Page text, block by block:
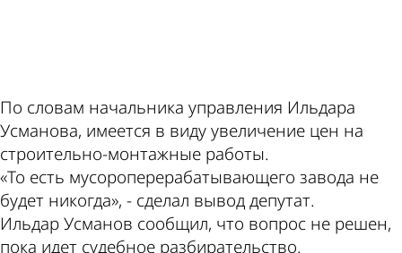
По словам начальника управления Ильдара
Усманова, имеется в виду увеличение цен на
строительно-монтажные работы.
«То есть мусороперерабатывающего завода не
будет никогда», - сделал вывод депутат.
Ильдар Усманов сообщил, что вопрос не решен,
пока идет судебное разбирательство.